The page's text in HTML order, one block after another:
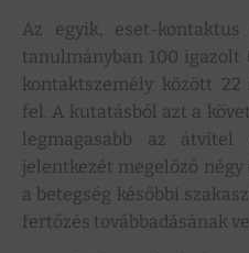
Az egyik, eset-
tanulmányban 100 igazolt
kontaktszemély között
fel. A kutatásból azt a
legmagasabb az átvitel
jelentkezét megelőző
a betegség későbbi
fertőzés továbbadásának